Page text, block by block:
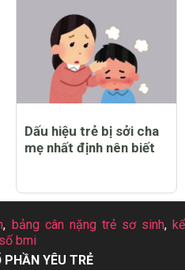
Dấu hiệu trẻ bị sởi cha
mẹ nhất định nên biết
, bảng cân nặng trẻ sơ sinh,kể
bmi
PHẦN YÊU TRẺ